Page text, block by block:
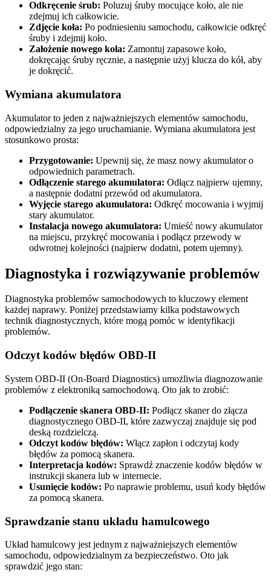
Odkręcenie śrub: Poluzuj śruby mocujące koło, ale nie
zdejmuj ich całkowicie.
Zdjęcie koła: Po podniesieniu samochodu, całkowicie odkręć
śruby i zdejmij koło.
Założenie nowego koła: Zamontuj zapasowe koło,
dokręcając śruby ręcznie, a następnie użyj klucza do kół, aby
je dokręcić.
Wymiana akumulatora
Akumulator to jeden z najważniejszych elementów samochodu,
odpowiedzialny za jego uruchamianie. Wymiana akumulatora jest
stosunkowo prosta:
Przygotowanie: Upewnij się, że masz nowy akumulator o
odpowiednich parametrach.
Odłączenie starego akumulatora: Odłącz najpierw ujemny,
a następnie dodatni przewód od akumulatora.
Wyjęcie starego akumulatora: Odkręć mocowania i wyjmij
stary akumulator.
Instalacja nowego akumulatora: Umieść nowy akumulator
na miejscu, przykręć mocowania i podłącz przewody w
odwrotnej kolejności (najpierw dodatni, potem ujemny).
Diagnostyka i rozwiązywanie problemów
Diagnostyka problemów samochodowych to kluczowy element
każdej naprawy. Poniżej przedstawiamy kilka podstawowych
technik diagnostycznych, które mogą pomóc w identyfikacji
problemów.
Odczyt kodów błędów OBD-II
System OBD-II (On-Board Diagnostics) umożliwia diagnozowanie
problemów z elektroniką samochodową. Oto jak to zrobić:
Podłączenie skanera OBD-II: Podłącz skaner do złącza
diagnostycznego OBD-II, które zazwyczaj znajduje się pod
deską rozdzielczą.
Odczyt kodów błędów: Włącz zapłon i odczytaj kody
błędów za pomocą skanera.
Interpretacja kodów: Sprawdź znaczenie kodów błędów w
instrukcji skanera lub w internecie.
Usunięcie kodów: Po naprawie problemu, usuń kody błędów
za pomocą skanera.
Sprawdzanie stanu układu hamulcowego
Układ hamulcowy jest jednym z najważniejszych elementów
samochodu, odpowiedzialnym za bezpieczeństwo. Oto jak
sprawdzić jego stan: